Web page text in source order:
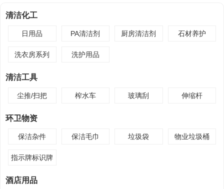
清洁化工
日用品 PA清洁剂 厨房清洁剂 石材养护
洗衣房系列 洗护用品
清洁工具
尘推/扫把 榨水车 玻璃刮 伸缩杆
环卫物资
保洁杂件 保洁毛巾 垃圾袋 物业垃圾桶
指示牌标识牌
酒店用品